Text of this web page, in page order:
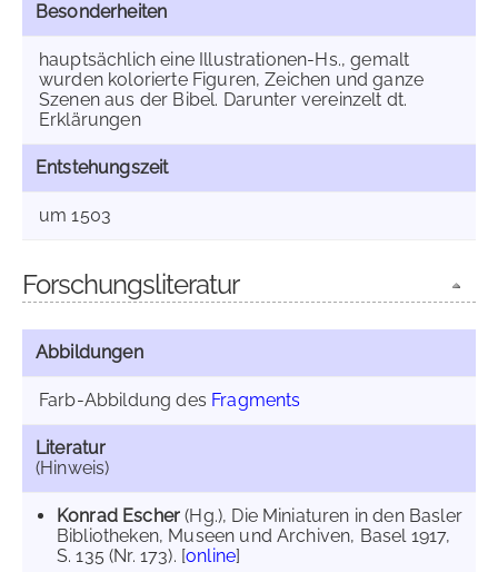
Besonderheiten
hauptsächlich eine Illustrationen-Hs., gemalt
wurden kolorierte Figuren, Zeichen und ganze
Szenen aus der Bibel. Darunter vereinzelt dt.
Erklärungen
Entstehungszeit
um 1503
Forschungsliteratur
Abbildungen
Farb-Abbildung des Fragments
Literatur
(Hinweis)
Konrad Escher(Hg.), Die Miniaturen in den Basler
Bibliotheken, Museen und Archiven, Basel 1917,
S. 135 (Nr. 173). [online]